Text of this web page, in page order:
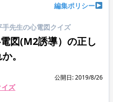
編集ポリシー
手先生の心電図クイズ
図(M2誘導）の正し
。
公開日: 2019/8/26
ズ